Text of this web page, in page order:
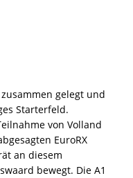
gelegt und
Starterfeld.
von Volland
EuroRX
an diesem
bewegt. Die A1